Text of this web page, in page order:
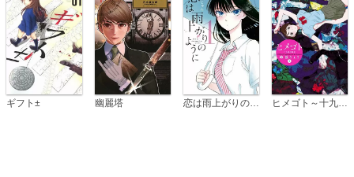
ギフト± 幽麗塔 ヒメゴト～十九歳の制服～